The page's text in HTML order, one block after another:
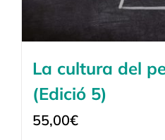
La cultura del
(Edició 5)
55,00€